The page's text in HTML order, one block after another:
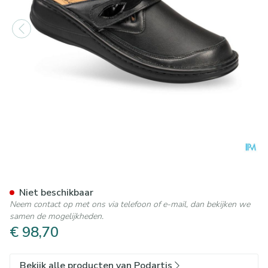
€ 98,70
Niet beschikbaar
Neem contact op met ons via telefoon of e-mail, dan bekijken we
samen de mogelijkheden.